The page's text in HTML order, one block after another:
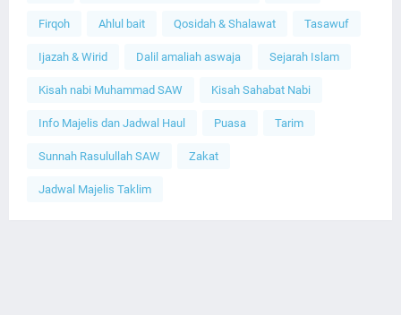
Firqoh Ahlul bait Qosidah & Shalawat Tasawuf
Ijazah & Wirid Dalil amaliah aswaja Sejarah Islam
Kisah nabi Muhammad SAW Kisah Sahabat Nabi
Info Majelis dan Jadwal Haul Puasa Tarim
Sunnah Rasulullah SAW Zakat
Jadwal Majelis Taklim